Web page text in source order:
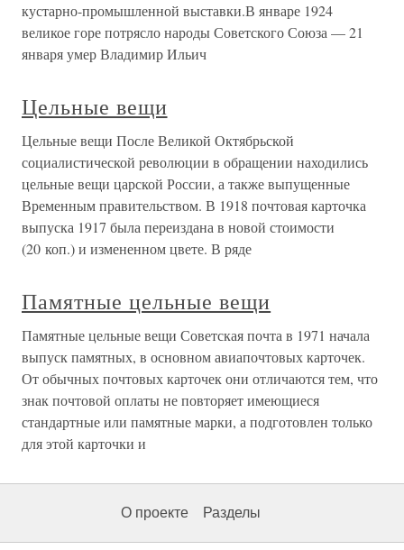
кустарно-промышленной выставки.В январе 1924
великое горе потрясло народы Советского Союза — 21
января умер Владимир Ильич
Цельные вещи
Цельные вещи После Великой Октябрьской
социалистической революции в обращении находились
цельные вещи царской России, а также выпущенные
Временным правительством. В 1918 почтовая карточка
выпуска 1917 была переиздана в новой стоимости
(20 коп.) и измененном цвете. В ряде
Памятные цельные вещи
Памятные цельные вещи Советская почта в 1971 начала
выпуск памятных, в основном авиапочтовых карточек.
От обычных почтовых карточек они отличаются тем, что
знак почтовой оплаты не повторяет имеющиеся
стандартные или памятные марки, а подготовлен только
для этой карточки и
О проекте Разделы